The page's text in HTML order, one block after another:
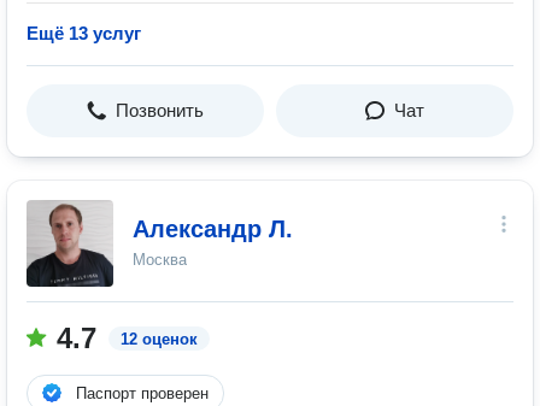
Ещё 13 услуг
Позвонить Чат
Александр Л.
Москва
4.7 12 оценок
Паспорт проверен